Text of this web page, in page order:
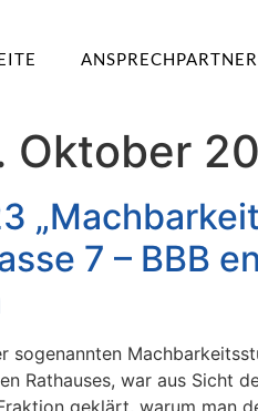
ANSPRECHPARTNER
Oktober
7 – BBB
sogenannten
Rathauses, war aus Sicht